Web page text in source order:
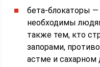
бета-блокаторы
необходимы
также тем, кто
запорами,
астме и сахарном